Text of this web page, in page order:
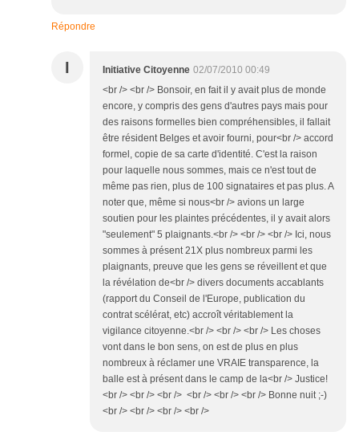
Répondre
I Initiative Citoyenne 02/07/2010 00:49
<br /> <br /> Bonsoir, en fait il y avait plus de monde
encore, y compris des gens d'autres pays mais pour
des raisons formelles bien compréhensibles, il fallait
être résident Belges et avoir fourni, pour<br /> accord
formel, copie de sa carte d'identité. C'est la raison
pour laquelle nous sommes, mais ce n'est tout de
même pas rien, plus de 100 signataires et pas plus. A
noter que, même si nous<br /> avions un large
soutien pour les plaintes précédentes, il y avait alors
"seulement" 5 plaignants.<br /> <br /> <br /> Ici, nous
sommes à présent 21X plus nombreux parmi les
plaignants, preuve que les gens se réveillent et que
la révélation de<br /> divers documents accablants
(rapport du Conseil de l'Europe, publication du
contrat scélérat, etc) accroît véritablement la
vigilance citoyenne.<br /> <br /> <br /> Les choses
vont dans le bon sens, on est de plus en plus
nombreux à réclamer une VRAIE transparence, la
balle est à présent dans le camp de la<br /> Justice!
<br /> <br /> <br /> <br /> <br /> <br /> Bonne nuit ;-)
<br /> <br /> <br /> <br />